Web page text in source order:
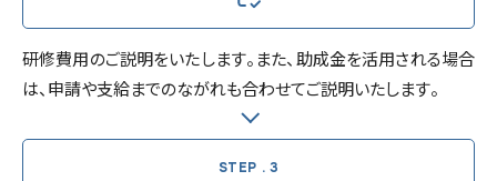
研修費用のご説明をいたします。また、助成金を活用される場合
は、申請や支給までのながれも合わせてご説明いたします。